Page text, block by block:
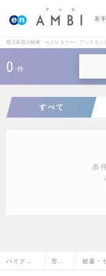
若
鹿児島県の秘書・セクレタリー・アシスタン
0 件
すべて
条
ハイクラ 管理 秘書・